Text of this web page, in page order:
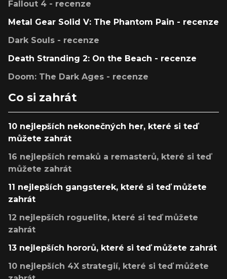
Fallout 4 - recenze
Metal Gear Solid V: The Phantom Pain - recenze
Dark Souls - recenze
Death Stranding 2: On the Beach - recenze
Doom: The Dark Ages - recenze
Co si zahrát
10 nejlepších nekonečných her, které si teď
můžete zahrát
16 nejlepších remaků a remasterů, které si teď
můžete zahrát
11 nejlepších gangsterek, které si teď můžete
zahrát
12 nejlepších roguelite, které si teď můžete
zahrát
13 nejlepších hororů, které si teď můžete zahrát
10 nejlepších 4X strategií, které si teď můžete